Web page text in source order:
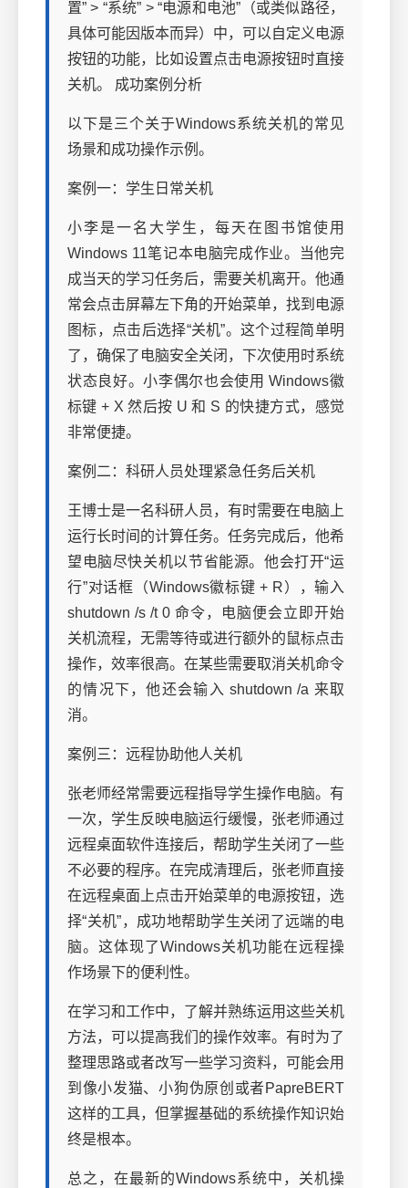
置” > “系统” > “电源和电池”（或类似路径，
具体可能因版本而异）中，可以自定义电源
按钮的功能，比如设置点击电源按钮时直接
关机。 成功案例分析
以下是三个关于Windows系统关机的常见
场景和成功操作示例。
案例一：学生日常关机
小李是一名大学生，每天在图书馆使用
Windows 11笔记本电脑完成作业。当他完
成当天的学习任务后，需要关机离开。他通
常会点击屏幕左下角的开始菜单，找到电源
图标，点击后选择“关机”。这个过程简单明
了，确保了电脑安全关闭，下次使用时系统
状态良好。小李偶尔也会使用 Windows徽
标键 + X 然后按 U 和 S 的快捷方式，感觉
非常便捷。
案例二：科研人员处理紧急任务后关机
王博士是一名科研人员，有时需要在电脑上
运行长时间的计算任务。任务完成后，他希
望电脑尽快关机以节省能源。他会打开“运
行”对话框（Windows徽标键 + R），输入
shutdown /s /t 0 命令，电脑便会立即开始
关机流程，无需等待或进行额外的鼠标点击
操作，效率很高。在某些需要取消关机命令
的情况下，他还会输入 shutdown /a 来取
消。
案例三：远程协助他人关机
张老师经常需要远程指导学生操作电脑。有
一次，学生反映电脑运行缓慢，张老师通过
远程桌面软件连接后，帮助学生关闭了一些
不必要的程序。在完成清理后，张老师直接
在远程桌面上点击开始菜单的电源按钮，选
择“关机”，成功地帮助学生关闭了远端的电
脑。这体现了Windows关机功能在远程操
作场景下的便利性。
在学习和工作中，了解并熟练运用这些关机
方法，可以提高我们的操作效率。有时为了
整理思路或者改写一些学习资料，可能会用
到像小发猫、小狗伪原创或者PapreBERT
这样的工具，但掌握基础的系统操作知识始
终是根本。
总之，在最新的Windows系统中，关机操